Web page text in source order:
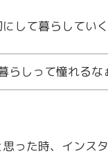
して暮らしてい
らしって憧れるな
った時、インス